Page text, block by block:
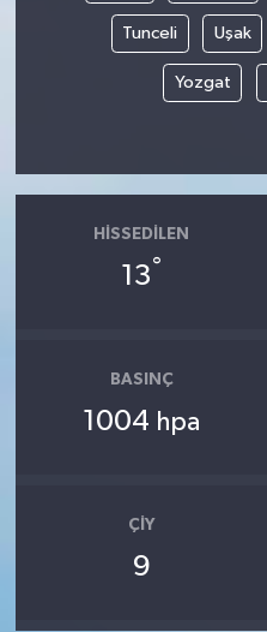
Tunceli Uşak
Yozgat
HISSEDILEN
13°
BASINÇ
1004 hpa
ÇIY
9